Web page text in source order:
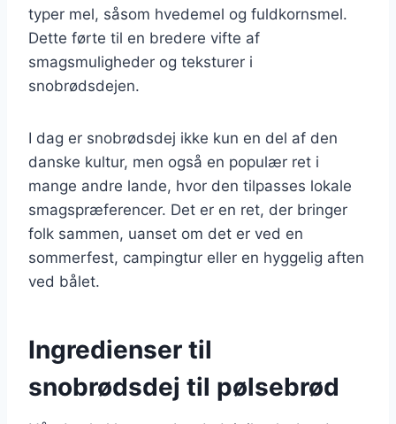
typer mel, såsom hvedemel og fuldkornsmel.
Dette førte til en bredere vifte af
smagsmuligheder og teksturer i
snobrødsdejen.
I dag er snobrødsdej ikke kun en del af den
danske kultur, men også en populær ret i
mange andre lande, hvor den tilpasses lokale
smagspræferencer. Det er en ret, der bringer
folk sammen, uanset om det er ved en
sommerfest, campingtur eller en hyggelig aften
ved bålet.
Ingredienser til
snobrødsdej til pølsebrød